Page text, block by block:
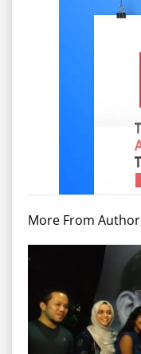
More From Author